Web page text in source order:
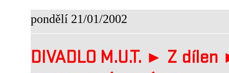
pondělí 21/01/2002
DIVADLO M.U.T. ► Z